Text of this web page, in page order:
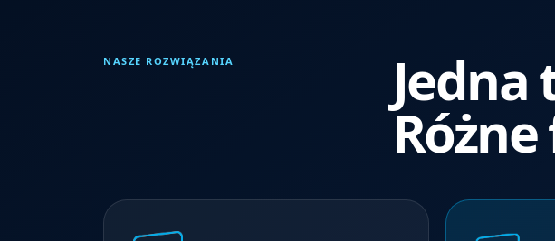
NASZE ROZWIĄZANIA